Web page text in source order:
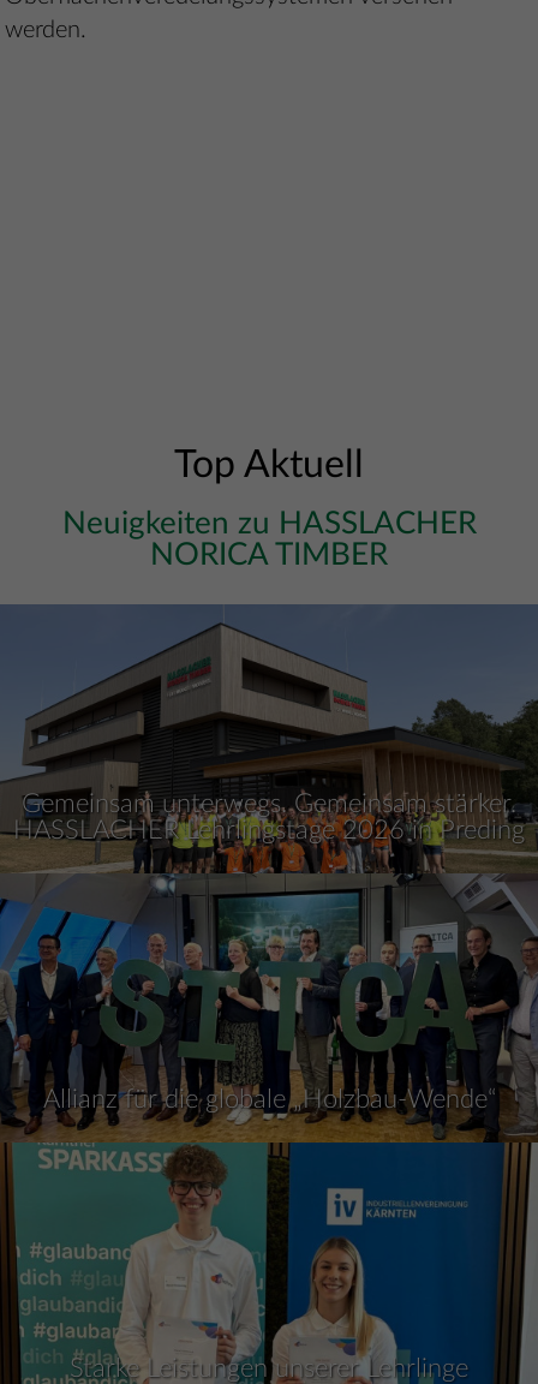
werden.
Top Aktuell
Neuigkeiten zu HASSLACHER
NORICA TIMBER
Gemeinsam unterwegs. Gemeinsam stärker.
HASSLACHER Lehrlingstage 2026 in Preding
Allianz für die globale „Holzbau-Wende“
Starke Leistungen unserer Lehrlinge